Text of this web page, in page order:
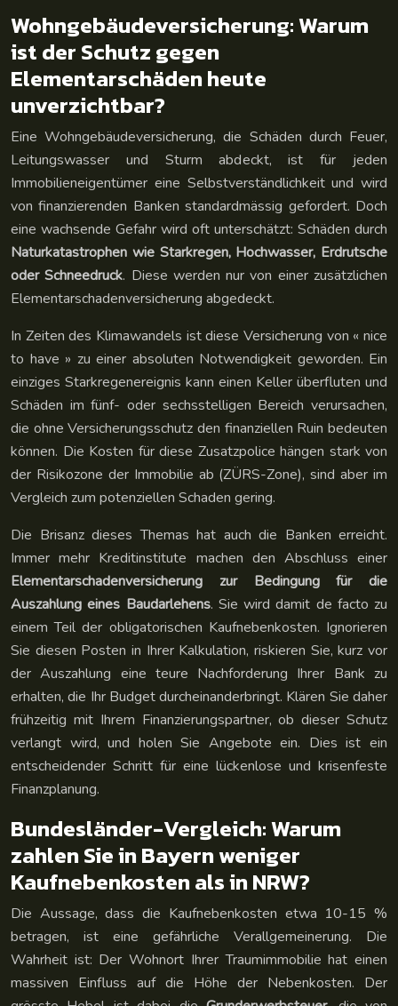
Wohngebäudeversicherung: Warum
ist der Schutz gegen
Elementarschäden heute
unverzichtbar?
Eine Wohngebäudeversicherung, die Schäden durch Feuer,
Leitungswasser und Sturm abdeckt, ist für jeden
Immobilieneigentümer eine Selbstverständlichkeit und wird
von finanzierenden Banken standardmässig gefordert. Doch
eine wachsende Gefahr wird oft unterschätzt: Schäden durch
Naturkatastrophen wie Starkregen, Hochwasser, Erdrutsche
oder Schneedruck. Diese werden nur von einer zusätzlichen
Elementarschadenversicherung abgedeckt.
In Zeiten des Klimawandels ist diese Versicherung von « nice
to have » zu einer absoluten Notwendigkeit geworden. Ein
einziges Starkregenereignis kann einen Keller überfluten und
Schäden im fünf- oder sechsstelligen Bereich verursachen,
die ohne Versicherungsschutz den finanziellen Ruin bedeuten
können. Die Kosten für diese Zusatzpolice hängen stark von
der Risikozone der Immobilie ab (ZÜRS-Zone), sind aber im
Vergleich zum potenziellen Schaden gering.
Die Brisanz dieses Themas hat auch die Banken erreicht.
Immer mehr Kreditinstitute machen den Abschluss einer
Elementarschadenversicherung zur Bedingung für die
Auszahlung eines Baudarlehens. Sie wird damit de facto zu
einem Teil der obligatorischen Kaufnebenkosten. Ignorieren
Sie diesen Posten in Ihrer Kalkulation, riskieren Sie, kurz vor
der Auszahlung eine teure Nachforderung Ihrer Bank zu
erhalten, die Ihr Budget durcheinanderbringt. Klären Sie daher
frühzeitig mit Ihrem Finanzierungspartner, ob dieser Schutz
verlangt wird, und holen Sie Angebote ein. Dies ist ein
entscheidender Schritt für eine lückenlose und krisenfeste
Finanzplanung.
Bundesländer-Vergleich: Warum
zahlen Sie in Bayern weniger
Kaufnebenkosten als in NRW?
Die Aussage, dass die Kaufnebenkosten etwa 10-15 %
betragen, ist eine gefährliche Verallgemeinerung. Die
Wahrheit ist: Der Wohnort Ihrer Traumimmobilie hat einen
massiven Einfluss auf die Höhe der Nebenkosten. Der